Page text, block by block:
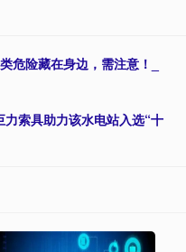
危险藏在身边，需注意！_
索具助力该水电站入选“十